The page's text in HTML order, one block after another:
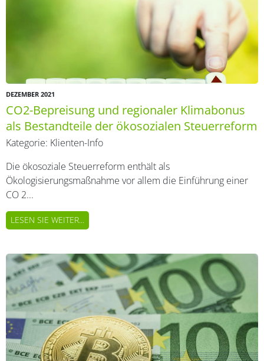
DEZEMBER 2021
CO2-Bepreisung und regionaler Klimabonus
als Bestandteile der ökosozialen Steuerreform
Kategorie: Klienten-Info
Die ökosoziale Steuerreform enthält als
Ökologisierungsmaßnahme vor allem die Einführung einer
CO 2...
LESEN SIE WEITER...